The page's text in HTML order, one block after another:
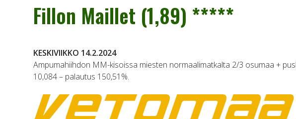
Fillon Maillet (1,89) *****
KESKIVIIKKO 14.2.2024
Ampumahiihdon MM-kisoissa miesten normaalimatkalta 2/3 osumaa +
10,084 – palautus 150,51%.